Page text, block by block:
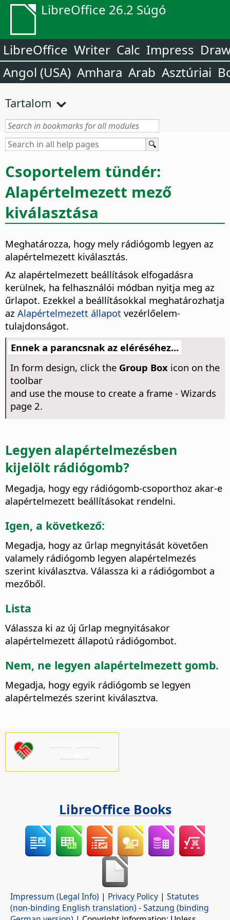
LibreOffice 26.2 Súgó
LibreOffice Writer Calc Impress
Angol (USA) Amhara Arab Asztúriai
Tartalom
Csoportelem tündér:
Alapértelmezett mező
kiválasztása
Meghatározza, hogy mely rádiógomb legyen az
alapértelmezett kiválasztás.
Az alapértelmezett beállítások elfogadásra
kerülnek, ha felhasználói módban nyitja meg az
űrlapot. Ezekkel a beállításokkal meghatározhatja
az Alapértelmezett állapot vezérlőelem-
tulajdonságot.
Ennek a parancsnak az eléréséhez...
In form design, click the Group Boxicon on the
toolbar
and use the mouse to create a frame - Wizards
page 2.
Legyen alapértelmezésben
kijelölt rádiógomb?
Megadja, hogy egy rádiógomb-csoporthoz akar-e
alapértelmezett beállításokat rendelni.
Igen, a következő:
Megadja, hogy az űrlap megnyitását követően
valamely rádiógomb legyen alapértelmezés
szerint kiválasztva. Válassza ki a rádiógombot a
mezőből.
Lista
Válassza ki az új űrlap megnyitásakor
alapértelmezett állapotú rádiógombot.
Nem, ne legyen alapértelmezett gomb.
Megadja, hogy egyik rádiógomb se legyen
alapértelmezés szerint kiválasztva.
LibreOffice Books
Impressum (Legal Info) | Privacy Policy | Statutes
(non-binding English translation) -Satzung (binding